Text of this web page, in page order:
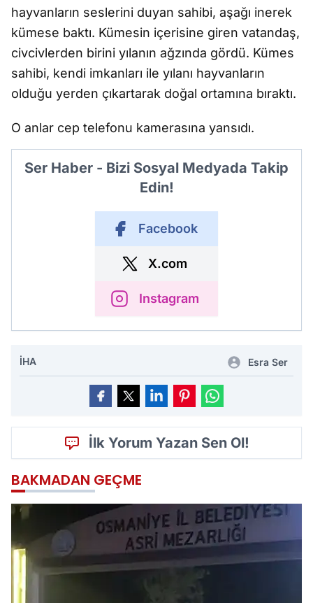
hayvanların seslerini duyan sahibi, aşağı inerek
kümese baktı. Kümesin içerisine giren vatandaş,
civcivlerden birini yılanın ağzında gördü. Kümes
sahibi, kendi imkanları ile yılanı hayvanların
olduğu yerden çıkartarak doğal ortamına bıraktı.
O anlar cep telefonu kamerasına yansıdı.
Ser Haber - Bizi Sosyal Medyada Takip
Edin!
Facebook
X.com
Instagram
İHA Esra Ser
İlk Yorum Yazan Sen Ol!
BAKMADAN GEÇME